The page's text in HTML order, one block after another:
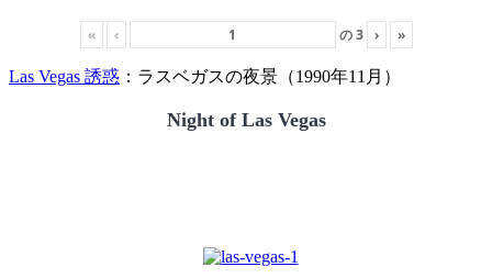
« ‹ の3 › »
Las Vegas 誘惑 ：ラスベガスの夜景（1990年11月）
Night of Las Vegas